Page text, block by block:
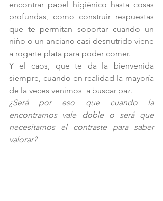
encontrar papel higiénico hasta cosas
profundas, como construir respuestas
que te permitan soportar cuando un
niño o un anciano casi desnutrido viene
a rogarte plata para poder comer.
Y el caos, que te da la bienvenida
siempre, cuando en realidad la mayoría
de la veces venimos  a buscar paz.
¿Será por eso que cuando la
encontramos vale doble o será que
necesitamos el contraste para saber
valorar?